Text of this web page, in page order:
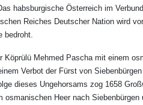
habsburgische Österreich im
Reiches Deutscher Nation wird
bedroht.
Köprülü Mehmed Pascha mit einem
Verbot der Fürst von
dieses Ungehorsams zog 1658
osmanischen Heer nach Siebenbürgen